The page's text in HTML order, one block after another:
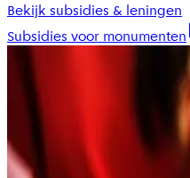
Bekijk subsidies & leningen
Subsidies voor monumenten